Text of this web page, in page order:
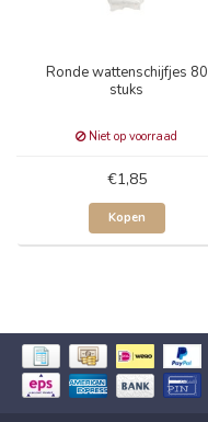
Ronde wattenschijfjes 80
stuks
Niet op voorraad
€1,85
Kopen